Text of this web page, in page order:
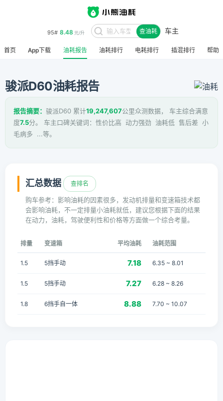
95# 8.48 元/升 查油耗 车主
首页 App下载 油耗报告 油耗排行 电耗排行 插混排行 帮助
骏派D60油耗报告
报告摘要： 骏派D60 累计19,247,607公里众测数据， 车主综合满意
度7.5分。 车主口碑关键词：性价比高 动力强劲 油耗低 售后差 小
毛病多 ...等。
汇总数据 查排名
购车参考：影响油耗的因素很多，发动机排量和变速箱技术都
会影响油耗，不一定排量小油耗就低，建议您根据下面的结果
在动力，油耗，驾驶便利性和价格等方面做一个综合考量。
排量 变速箱 平均油耗 油耗范围
1.5 5挡手动 7.18 6.35 ~ 8.01
1.5 5挡手动 7.27 6.28 ~ 8.26
1.8 6挡手自一体 8.88 7.70 ~ 10.07